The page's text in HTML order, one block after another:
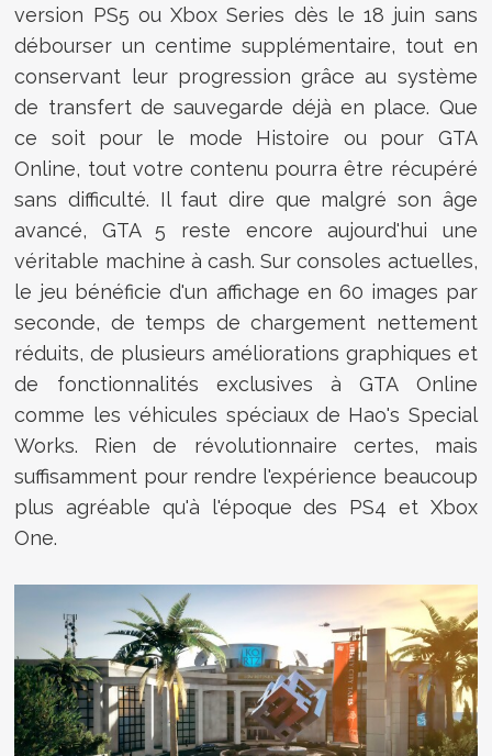
version PS5 ou Xbox Series dès le 18 juin sans
débourser un centime supplémentaire, tout en
conservant leur progression grâce au système
de transfert de sauvegarde déjà en place. Que
ce soit pour le mode Histoire ou pour GTA
Online, tout votre contenu pourra être récupéré
sans difficulté. Il faut dire que malgré son âge
avancé, GTA 5 reste encore aujourd'hui une
véritable machine à cash. Sur consoles actuelles,
le jeu bénéficie d'un affichage en 60 images par
seconde, de temps de chargement nettement
réduits, de plusieurs améliorations graphiques et
de fonctionnalités exclusives à GTA Online
comme les véhicules spéciaux de Hao's Special
Works. Rien de révolutionnaire certes, mais
suffisamment pour rendre l'expérience beaucoup
plus agréable qu'à l'époque des PS4 et Xbox
One.